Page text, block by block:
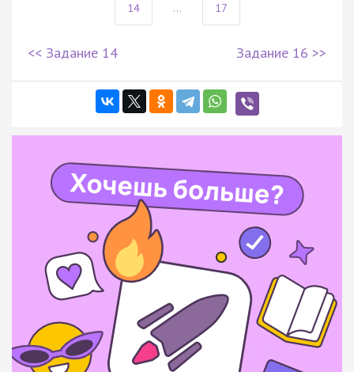
14 ... 17
<< Задание 14 Задание 16 >>